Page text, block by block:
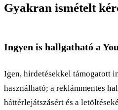
Gyakran ismételt
Ingyen is hallgatható a
Igen, hirdetésekkel támogatott
használható; a reklámmentes
háttérlejátszásért és a